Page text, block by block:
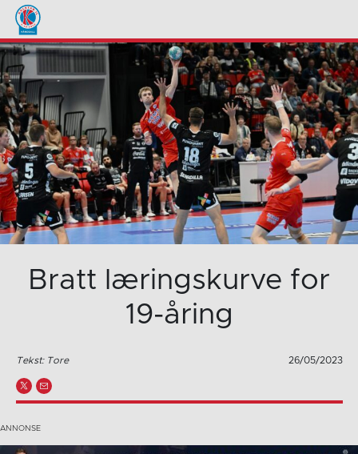
Bratt læringskurve for
19-åring
Tekst: Tore 26/05/2023